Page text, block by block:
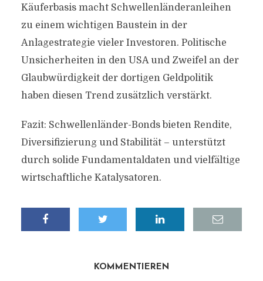
Käuferbasis macht Schwellenländeranleihen
zu einem wichtigen Baustein in der
Anlagestrategie vieler Investoren. Politische
Unsicherheiten in den USA und Zweifel an der
Glaubwürdigkeit der dortigen Geldpolitik
haben diesen Trend zusätzlich verstärkt.
Fazit: Schwellenländer-Bonds bieten Rendite,
Diversifizierung und Stabilität – unterstützt
durch solide Fundamentaldaten und vielfältige
wirtschaftliche Katalysatoren.
KOMMENTIEREN